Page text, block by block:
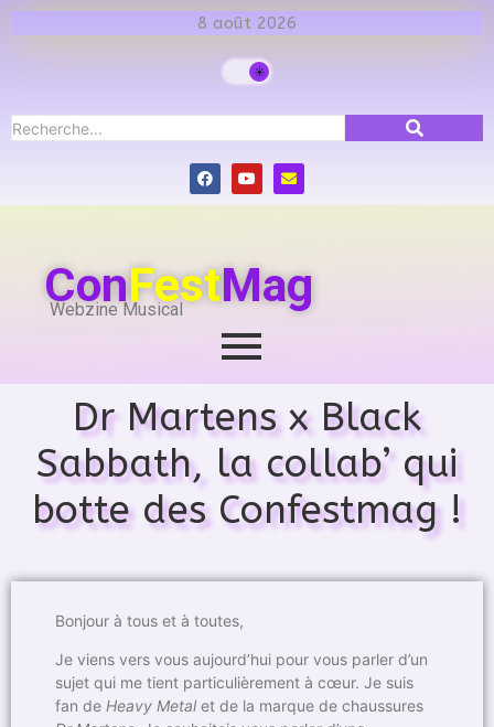
8 août 2026
ConFestMag
Webzine Musical
Dr Martens x Black
Sabbath, la collab’ qui
botte des Confestmag !
Bonjour à tous et à toutes,
Je viens vers vous aujourd’hui pour vous parler d’un
sujet qui me tient particulièrement à cœur. Je suis
fan de Heavy Metalet de la marque de chaussures